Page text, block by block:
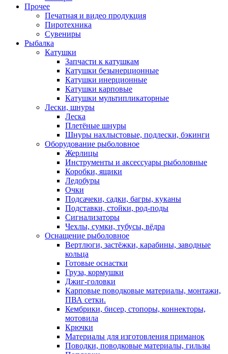
Прочее
Печатная и видео продукция
Пиротехника
Сувениры
Рыбалка
Катушки
Запчасти к катушкам
Катушки безынерционные
Катушки инерционные
Катушки карповые
Катушки мультипликаторные
Лески, шнуры
Леска
Плетёные шнуры
Шнуры нахлыстовые, подлески, бэкинги
Оборудование рыболовное
Жерлицы
Инструменты и аксессуары рыболовные
Коробки, ящики
Ледобуры
Очки
Подсачеки, садки, багры, куканы
Подставки, стойки, род-поды
Сигнализаторы
Чехлы, сумки, тубусы, вёдра
Оснащение рыболовное
Вертлюги, застёжки, карабины, заводные
кольца
Готовые оснастки
Груза, кормушки
Джиг-головки
Карповые поводковые материалы, монтажи,
ПВА сетки.
Кембрики, бисер, стопоры, коннекторы,
мотовила
Крючки
Материалы для изготовления приманок
Поводки, поводковые материалы, гильзы